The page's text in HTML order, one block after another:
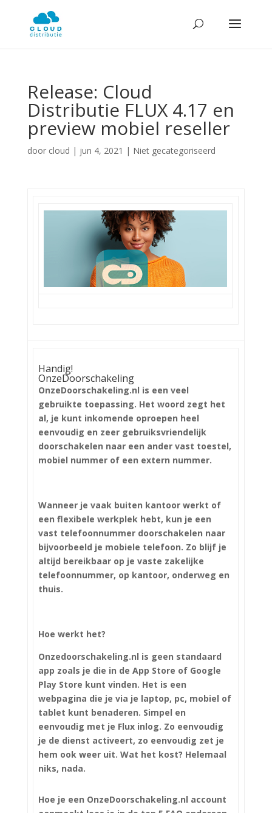
Release: Cloud
Distributie FLUX 4.17 en
preview mobiel reseller
door cloud | jun 4, 2021 | Niet gecategoriseerd
Handig!
OnzeDoorschakeling
OnzeDoorschakeling.nl is een veel
gebruikte toepassing. Het woord zegt het
al, je kunt inkomende oproepen heel
eenvoudig en zeer gebruiksvriendelijk
doorschakelen naar een ander vast toestel,
mobiel nummer of een extern nummer.
Wanneer je vaak buiten kantoor werkt of
een flexibele werkplek hebt, kun je een
vast telefoonnummer doorschakelen naar
bijvoorbeeld je mobiele telefoon. Zo blijf je
altijd bereikbaar op je vaste zakelijke
telefoonnummer, op kantoor, onderweg en
thuis.
Hoe werkt het?
Onzedoorschakeling.nl is geen standaard
app zoals je die in de App Store of Google
Play Store kunt vinden. Het is een
webpagina die je via je laptop, pc, mobiel of
tablet kunt benaderen. Simpel en
eenvoudig met je Flux inlog. Zo eenvoudig
je de dienst activeert, zo eenvoudig zet je
hem ook weer uit. Wat het kost? Helemaal
niks, nada.
Hoe je een OnzeDoorschakeling.nl account